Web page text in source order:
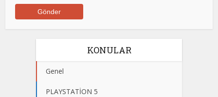
KONULAR
Genel
PLAYSTATİON 5